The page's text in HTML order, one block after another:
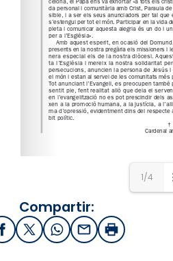
1/4
Compartir:
FacebookX / Twitter
WhatsApp
EmailImprimir